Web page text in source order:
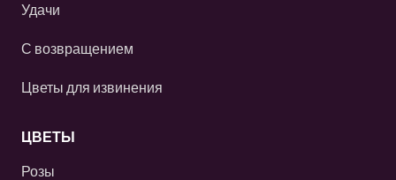
Удачи
С возвращением
Цветы для извинения
ЦВЕТЫ
Розы